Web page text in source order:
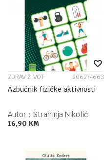
ZDRAV ŽIVOT 206274663
Azbučnik fizičke aktivnosti
Autor : Strahinja Nikolić
16,90 KM